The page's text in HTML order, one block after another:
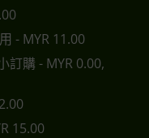
- MYR 11.00
訂購 - MYR 0.00,
15.00